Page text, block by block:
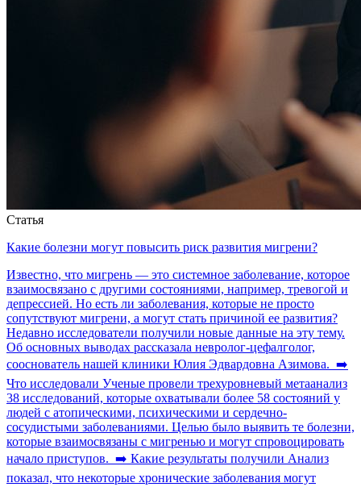
Статья
Какие болезни могут повысить риск развития мигрени?
Известно, что мигрень — это системное заболевание, которое
взаимосвязано с другими состояниями, например, тревогой и
депрессией. Но есть ли заболевания, которые не просто
сопутствуют мигрени, а могут стать причиной ее развития?
Недавно исследователи получили новые данные на эту тему.
Об основных выводах рассказала невролог-цефалголог,
сооснователь нашей клиники Юлия Эдвардовна Азимова. ➡️
Что исследовали Ученые провели трехуровневый метаанализ
38 исследований, которые охватывали более 58 состояний у
людей с атопическими, психическими и сердечно-
сосудистыми заболеваниями. Целью было выявить те болезни,
которые взаимосвязаны с мигренью и могут спровоцировать
начало приступов. ➡️ Какие результаты получили Анализ
показал, что некоторые хронические заболевания могут